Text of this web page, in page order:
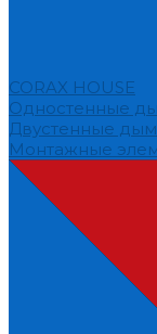
CORAX HOUSE
Одностенные
Двустенные
Монтажные